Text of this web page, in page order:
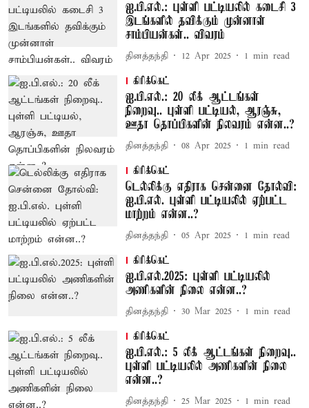
ஐ.பி.எல்.: புள்ளி பட்டியலில் கடைசி 3
இடங்களில் தவிக்கும் முன்னாள்
சாம்பியன்கள்.. விவரம்
தினத்தந்தி 12 Apr 2025 1 min read
கிரிக்கெட்
ஐ.பி.எல்.: 20 லீக் ஆட்டங்கள்
நிறைவு.. புள்ளி பட்டியல், ஆரஞ்சு,
ஊதா தொப்பிகளின் நிலவரம் என்ன..?
தினத்தந்தி 08 Apr 2025 1 min read
கிரிக்கெட்
டெல்லிக்கு எதிராக சென்னை தோல்வி:
ஐ.பி.எல். புள்ளி பட்டியலில் ஏற்பட்ட
மாற்றம் என்ன..?
தினத்தந்தி 05 Apr 2025 1 min read
கிரிக்கெட்
ஐ.பி.எல்.2025: புள்ளி பட்டியலில்
அணிகளின் நிலை என்ன..?
தினத்தந்தி 30 Mar 2025 1 min read
கிரிக்கெட்
ஐ.பி.எல்.: 5 லீக் ஆட்டங்கள் நிறைவு..
புள்ளி பட்டியலில் அணிகளின் நிலை
என்ன..?
தினத்தந்தி 25 Mar 2025 1 min read